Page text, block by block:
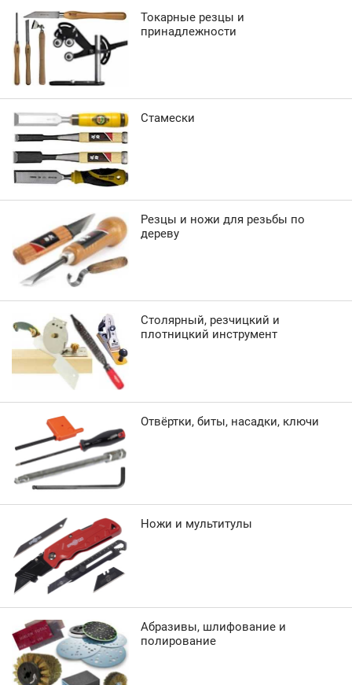
Токарные резцы и
принадлежности
Стамески
Резцы и ножи для резьбы по
дереву
Столярный, резчицкий и
плотницкий инструмент
Отвёртки, биты, насадки, ключи
Ножи и мультитулы
Абразивы, шлифование и
полирование